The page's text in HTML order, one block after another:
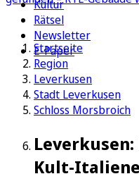
Kultur
Rätsel
Newsletter
E-Paper
Startseite
Region
Leverkusen
Stadt Leverkusen
Schloss Morsbroich
Kult-